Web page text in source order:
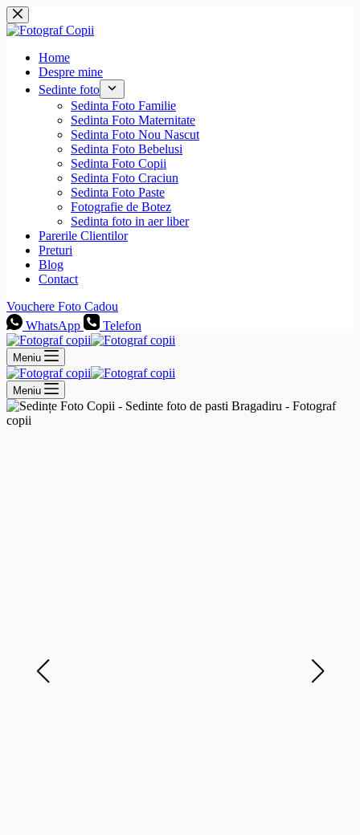
Sari
la
conținut
Home
Despre mine
Sedinte foto
Sedinta Foto Familie
Sedinta Foto Maternitate
Sedinta Foto Nou Nascut
Sedinta Foto Bebelusi
Sedinta Foto Copii
Sedinta Foto Craciun
Sedinta Foto Paste
Fotografie de Botez
Sedinta foto in aer liber
Parerile Clientilor
Preturi
Blog
Contact
Vouchere Foto Cadou
WhatsApp
Telefon
Meniu
Meniu